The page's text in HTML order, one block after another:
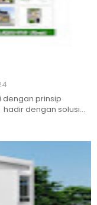
dengan prinsip
hadir dengan solusi